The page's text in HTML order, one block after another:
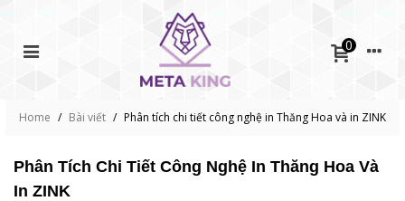
0
Home / Bài viết / Phân tích chi tiết công nghệ in Thăng Hoa và in ZINK
Phân Tích Chi Tiết Công Nghệ In Thăng Hoa Và
In ZINK